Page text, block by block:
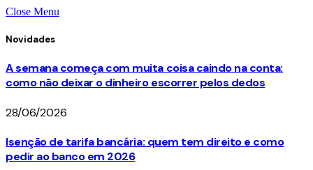
Close Menu
Novidades
A semana começa com muita coisa caindo na conta:
como não deixar o dinheiro escorrer pelos dedos
28/06/2026
Isenção de tarifa bancária: quem tem direito e como
pedir ao banco em 2026